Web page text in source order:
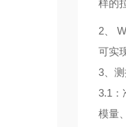
样的
2、
可实
3、
3.1：
模量